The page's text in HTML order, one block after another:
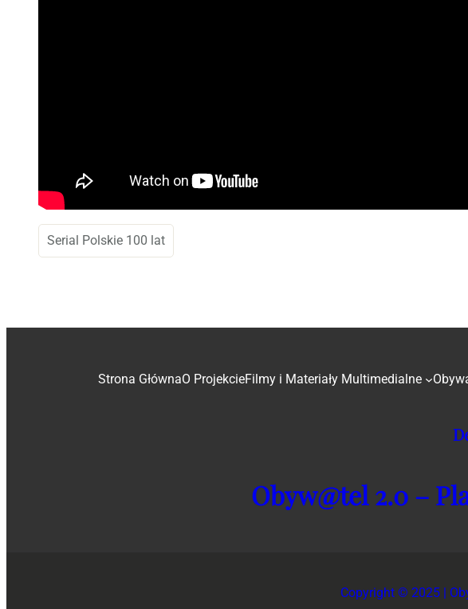
Serial Polskie 100 lat
Strona GłównaO ProjekcieFilmy i Materiały Multimedialne
Obyw@tel 2.0 –
Copyright © 2025 |